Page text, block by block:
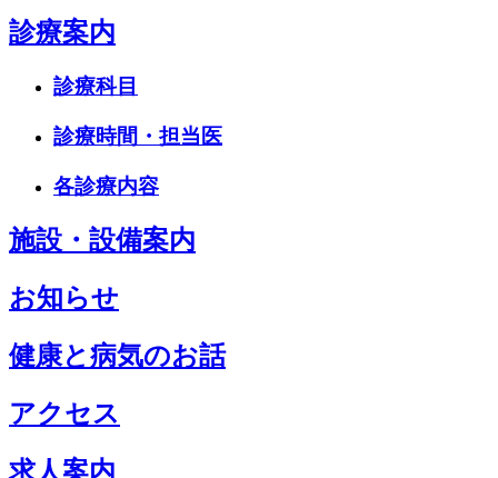
診療案内
診療科目
診療時間・担当医
各診療内容
施設・設備案内
お知らせ
健康と病気のお話
アクセス
求人案内